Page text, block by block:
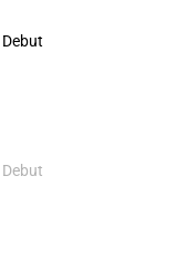
Debut
Debut